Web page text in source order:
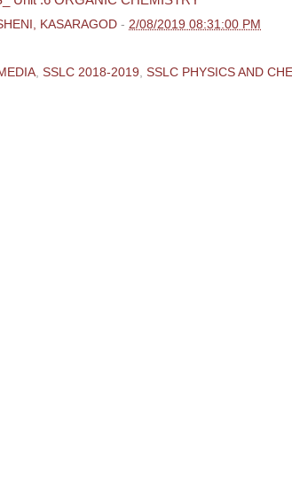
KASARAGOD - 2/08/2019 08:31:00 PM
SSLC 2018-2019 SSLC PHYSICS AND